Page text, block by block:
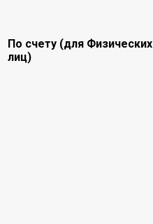
По счету (для Физических
лиц)